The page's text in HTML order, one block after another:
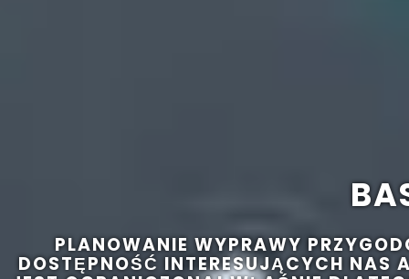
PLANOWANIE WYPRAWY
DOSTĘPNOŚĆ INTERESUJĄCYCH NAS